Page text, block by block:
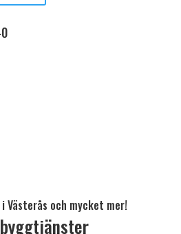
Västerås och mycket mer!